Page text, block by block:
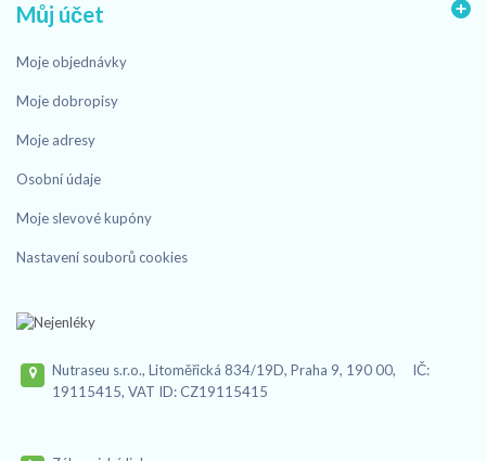
Můj účet
Moje objednávky
Moje dobropisy
Moje adresy
Osobní údaje
Moje slevové kupóny
Nastavení souborů cookies
Nutraseu s.r.o., Litoměřická 834/19D, Praha 9, 190 00, IČ:
19115415, VAT ID: CZ19115415